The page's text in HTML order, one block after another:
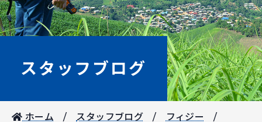
スタッフブログ
ホーム スタッフブログ フィジー